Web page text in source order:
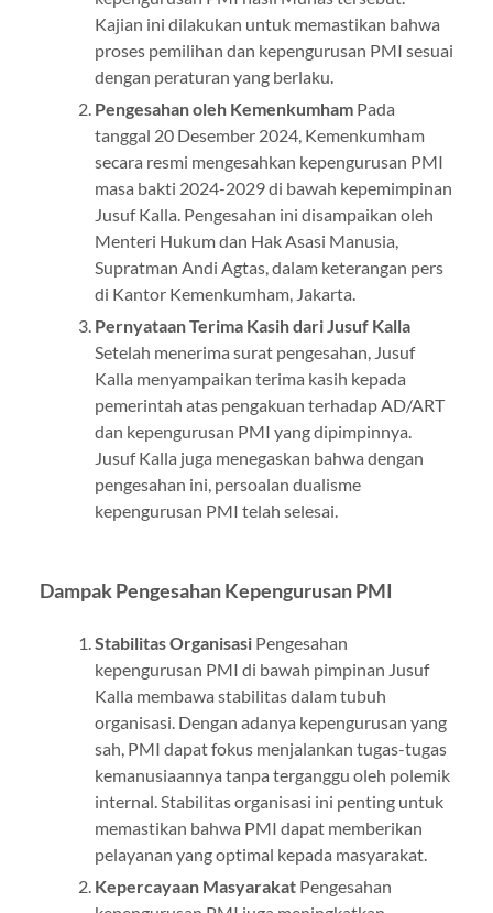
Kajian ini dilakukan untuk memastikan bahwa
proses pemilihan dan kepengurusan PMI sesuai
dengan peraturan yang berlaku.
Pengesahan oleh KemenkumhamPada
tanggal 20 Desember 2024, Kemenkumham
secara resmi mengesahkan kepengurusan PMI
masa bakti 2024-2029 di bawah kepemimpinan
Jusuf Kalla. Pengesahan ini disampaikan oleh
Menteri Hukum dan Hak Asasi Manusia,
Supratman Andi Agtas, dalam keterangan pers
di Kantor Kemenkumham, Jakarta.
Pernyataan Terima Kasih dari Jusuf Kalla
Setelah menerima surat pengesahan, Jusuf
Kalla menyampaikan terima kasih kepada
pemerintah atas pengakuan terhadap AD/ART
dan kepengurusan PMI yang dipimpinnya.
Jusuf Kalla juga menegaskan bahwa dengan
pengesahan ini, persoalan dualisme
kepengurusan PMI telah selesai.
Dampak Pengesahan Kepengurusan PMI
Stabilitas OrganisasiPengesahan
kepengurusan PMI di bawah pimpinan Jusuf
Kalla membawa stabilitas dalam tubuh
organisasi. Dengan adanya kepengurusan yang
sah, PMI dapat fokus menjalankan tugas-tugas
kemanusiaannya tanpa terganggu oleh polemik
internal. Stabilitas organisasi ini penting untuk
memastikan bahwa PMI dapat memberikan
pelayanan yang optimal kepada masyarakat.
Kepercayaan MasyarakatPengesahan